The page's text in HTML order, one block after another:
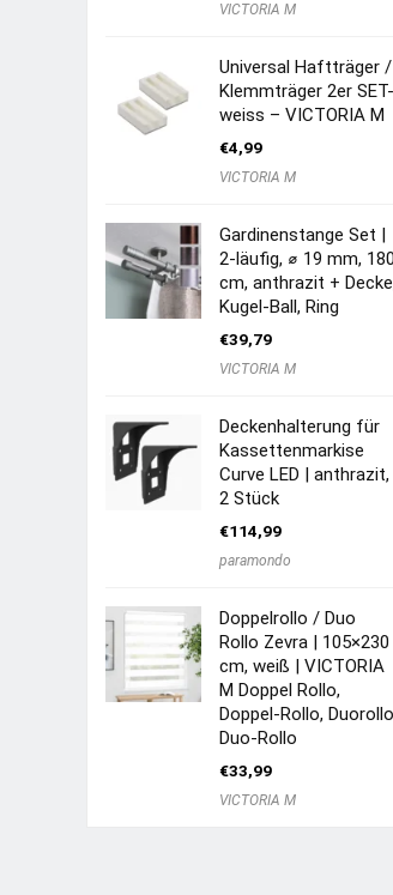
VICTORIA M
Universal Haftträger /
Klemmträger 2er SET-
weiss – VICTORIA M
€4,99
VICTORIA M
Gardinenstange Set |
2-läufig, ⌀ 19 mm, 180
cm, anthrazit +
Kugel-Ball, Ring
€39,79
VICTORIA M
Deckenhalterung für
Kassettenmarkise
Curve LED | anthrazit,
2 Stück
€114,99
paramondo
Doppelrollo / Duo
Rollo Zevra | 105×230
cm, weiß | VICTORIA
M Doppel Rollo,
Doppel-Rollo,
Duo-Rollo
€33,99
VICTORIA M